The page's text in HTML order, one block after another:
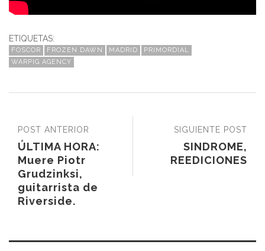
ETIQUETAS:
FOSCOR FROZEN DAWN MADRID
PRIMORDIAL
WARPIG AGENCY
SIGUIENTE POST
SINDROME,
REEDICIONES
POST ANTERIOR
ÚLTIMA HORA:
Muere Piotr
Grudzinksi,
guitarrista de
Riverside.